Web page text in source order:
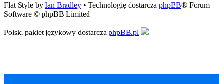
Flat Style by Ian Bradley • Technologię dostarcza phpBB® Forum
Software © phpBB Limited
Polski pakiet językowy dostarcza phpBB.pl